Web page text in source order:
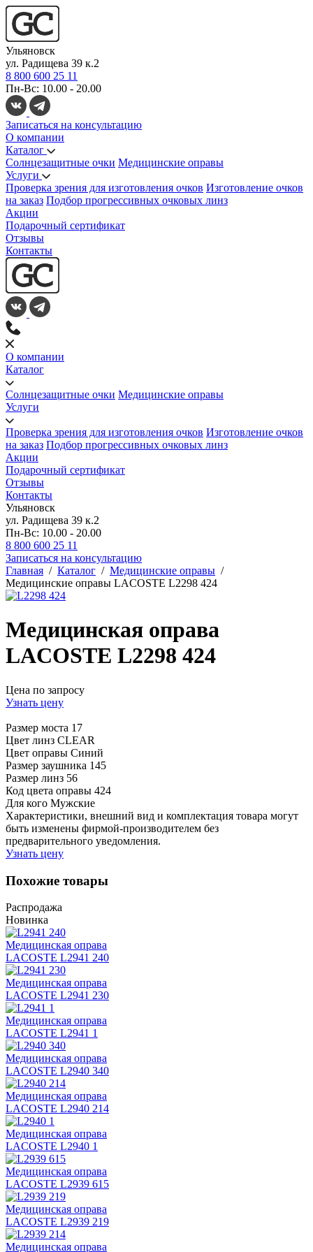
Ульяновск
ул. Радищева 39 к.2
8 800 600 25 11
Пн-Вс: 10.00 - 20.00
Записаться на консультацию
О компании
Каталог
Солнцезащитные очки Медицинские оправы
Услуги
Проверка зрения для изготовления очков Изготовление очков
на заказ Подбор прогрессивных очковых линз
Акции
Подарочный сертификат
Отзывы
Контакты
О компании
Каталог
Солнцезащитные очки Медицинские оправы
Услуги
Проверка зрения для изготовления очков Изготовление очков
на заказ Подбор прогрессивных очковых линз
Акции
Подарочный сертификат
Отзывы
Контакты
Ульяновск
ул. Радищева 39 к.2
Пн-Вс: 10.00 - 20.00
8 800 600 25 11
Записаться на консультацию
Главная / Каталог / Медицинские оправы /
Медицинские оправы LACOSTE L2298 424
Медицинская оправа
LACOSTE L2298 424
Цена по запросу
Узнать цену
Размер моста 17
Цвет линз CLEAR
Цвет оправы Синий
Размер заушника 145
Размер линз 56
Код цвета оправы 424
Для кого Мужские
Характеристики, внешний вид и комплектация товара могут
быть изменены фирмой-производителем без
предварительного уведомления.
Узнать цену
Похожие товары
Распродажа
Новинка
Медицинская оправа
LACOSTE L2941 240
Медицинская оправа
LACOSTE L2941 230
Медицинская оправа
LACOSTE L2941 1
Медицинская оправа
LACOSTE L2940 340
Медицинская оправа
LACOSTE L2940 214
Медицинская оправа
LACOSTE L2940 1
Медицинская оправа
LACOSTE L2939 615
Медицинская оправа
LACOSTE L2939 219
Медицинская оправа